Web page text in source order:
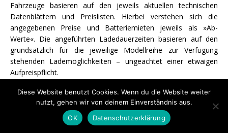
Fahrzeuge basieren auf den jeweils aktuellen technischen
Datenblättern und Preislisten. Hierbei verstehen sich die
angegebenen Preise und Batteriemieten jeweils als »Ab-
Werte«. Die angeführten Ladedauerzeiten basieren auf den
grundsätzlich für die jeweilige Modellreihe zur Verfügung
stehenden Lademöglichkeiten – ungeachtet einer etwaigen
Aufpreispflicht.
Für die Total Costs of Ownership-Betrachtung wurde als Basis
der TCO-Rechner der E-Modellregion VLOTTE und des ÖAMTC
herangezogen. Hierbei wurden neben den jeweils
fahrzeugspezifischen Kosten die folgenden allgemeinen
Diese Website benutzt Cookies. Wenn du die Website weiter
nutzt, gehen wir von deinem Einverständnis aus.
OK
Datenschutzerklärung